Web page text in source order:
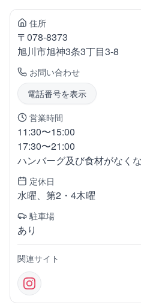
住所
〒078-8373
旭川市旭神3条3丁目3-8
お問い合わせ
電話番号を表示
営業時間
11:30〜15:00
17:30〜21:00
ハンバーグ及び食材がなく
定休日
水曜、第2・4木曜
駐車場
あり
関連サイト